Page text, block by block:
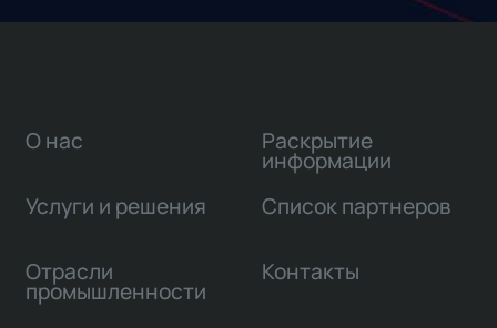
О нас
Услуги и решения
Отрасли
промышленности
Раскрытие
информации
Список партнеров
Контакты